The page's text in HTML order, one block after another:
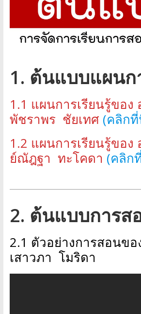
1. ต้นแบบแผนก
1.1 แผนการเรียนรู้ของ
พัชราพร ชัยเทศ (คลิก
1.2 แผนการเรียนรู้ของ
ย์ณัฎฐา ทะโคดา (คลิก
2. ต้นแบบการส
2.1 ตัวอย่างการสอนขอ
เสาวภา โมริดา